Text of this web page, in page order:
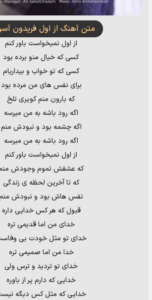
متن آهنگ از اول فریدون
از اول نمیخواست باور کنم
کسی که خیال منو برده بود
کسی که تو خواب و بیداریام
برای نفس های من مرده بود
که بارون منم کویری تلخ
اگه رود باشه به من میرسه
اگه چشمه بود و نبودش منم
اگه رود باشه به من میرسه
از اول نمیخواست باور کنم
که عشقش تموم وجودش
که تا آخرین لحظه ی زندگی
نفس هاش بود و نبودش
قبول که هر کس خدایی داره
خدای من اما قدیمی تره
خدای تو مثل خودت بی
خدا من اما صمیمی تره
خدای تو تردید و ترس ولی
خدایی که دارم پر از باوره
خدایی که مثل کس دیگه